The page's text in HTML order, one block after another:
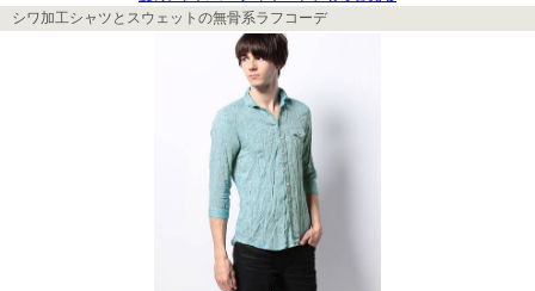
シワ加工シャツとスウェットの無骨系ラフコーデ